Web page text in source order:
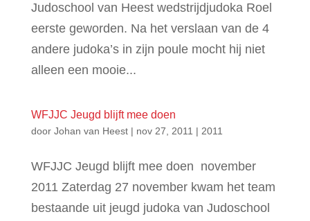
Judoschool van Heest wedstrijdjudoka Roel
eerste geworden. Na het verslaan van de 4
andere judoka’s in zijn poule mocht hij niet
alleen een mooie...
WFJJC Jeugd blijft mee doen
door Johan van Heest| nov 27, 2011 | 2011
WFJJC Jeugd blijft mee doen november
2011 Zaterdag 27 november kwam het team
bestaande uit jeugd judoka van Judoschool